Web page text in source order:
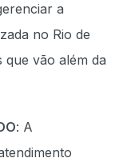
a
no Rio de
vão além da
: A